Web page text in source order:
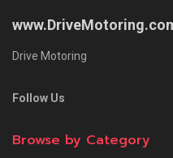
Plugin Install : Widget Tab Post